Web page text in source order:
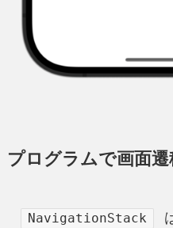
プログラムで画面
NavigationStack